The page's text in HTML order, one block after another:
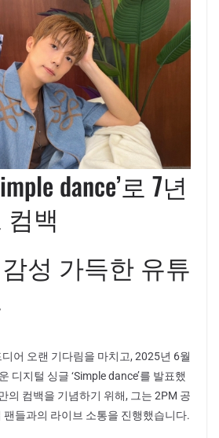
dance’로 7년
백
성 가득한 유튜
어 오랜 기다림을 마치고, 2025년 6월
디지털 싱글 ‘Simple dance’를 발표했
의 컴백을 기념하기 위해, 그는 2PM 공
팬들과의 라이브 소통을 진행했습니다.